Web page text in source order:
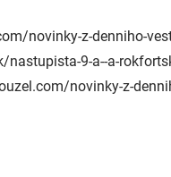
novinky-z-denniho-
9-a--a-
novinky-z-